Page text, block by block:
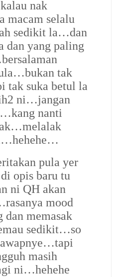
nak
macam selalu
sedikit la…dan
dan yang paling
tak
tak suka betul la
ni…jangan
nanti
pula yer
opis baru tu
ni QH akan
mood
dan memasak
sedikit…so
masih
ni…hehehe